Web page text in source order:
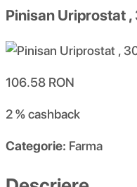
Pinisan Uriprostat
106.58 RON
2 %cashback
Categorie: Farma